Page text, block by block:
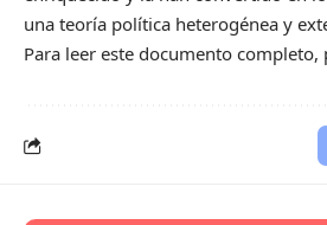
una teoría política heterogénea y
Para leer este documento completo,